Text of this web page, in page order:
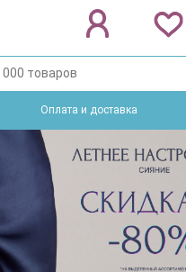
Оплата и доставка